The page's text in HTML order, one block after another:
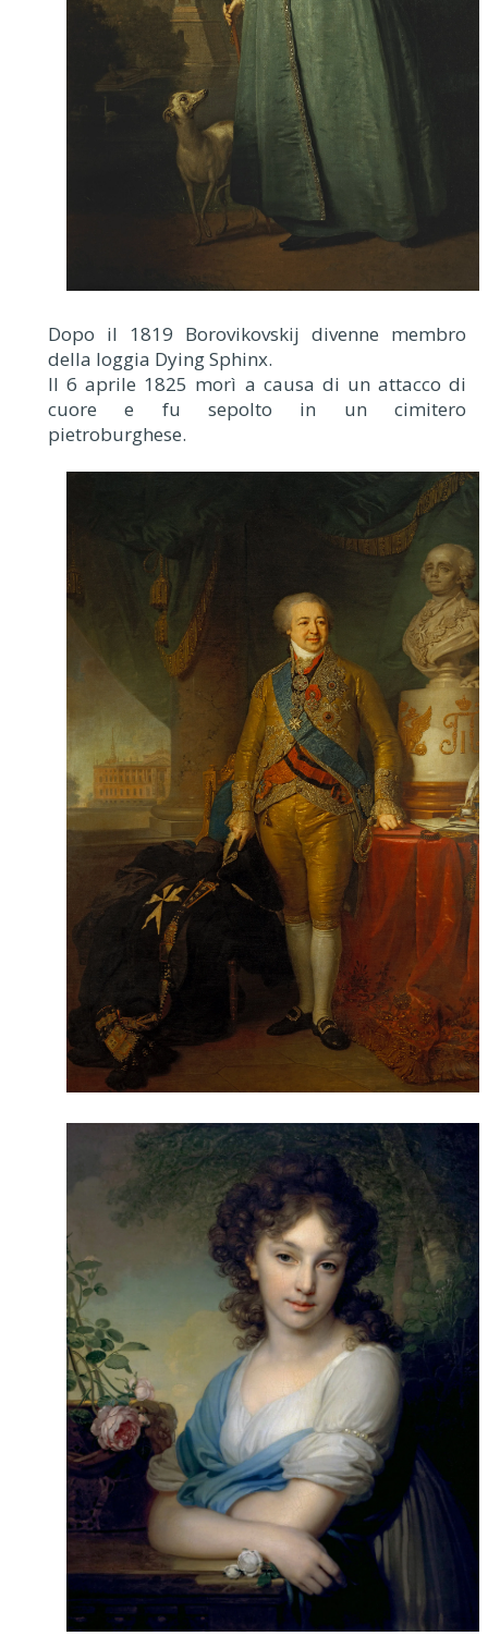
Dopo il 1819 Borovikovskij divenne membro
della loggia Dying Sphinx.
Il 6 aprile 1825 morì a causa di un attacco di
cuore e fu sepolto in un cimitero
pietroburghese.